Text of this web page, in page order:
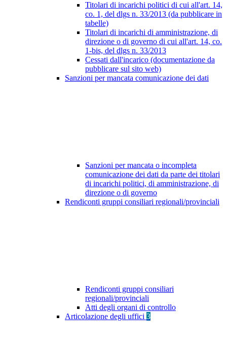
Titolari di incarichi politici di cui all'art. 14,
co. 1, del dlgs n. 33/2013 (da pubblicare in
tabelle)
Titolari di incarichi di amministrazione, di
direzione o di governo di cui all'art. 14, co.
1-bis, del dlgs n. 33/2013
Cessati dall'incarico (documentazione da
pubblicare sul sito web)
Sanzioni per mancata comunicazione dei dati
Sanzioni per mancata o incompleta
comunicazione dei dati da parte dei titolari
di incarichi politici, di amministrazione, di
direzione o di governo
Rendiconti gruppi consiliari regionali/provinciali
Rendiconti gruppi consiliari
regionali/provinciali
Atti degli organi di controllo
Articolazione degli uffici 3